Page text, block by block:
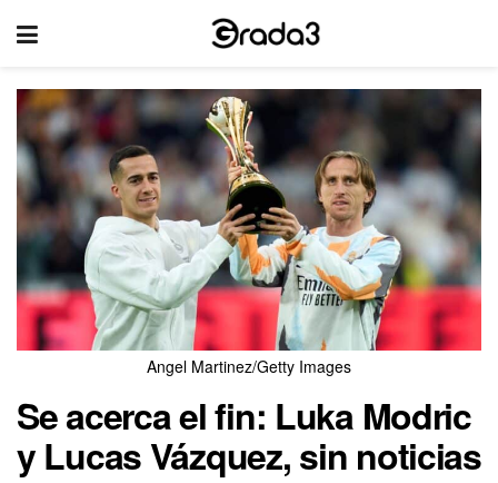
Angel Martinez/Getty Images
Se acerca el fin: Luka Modric
y Lucas Vázquez, sin noticias